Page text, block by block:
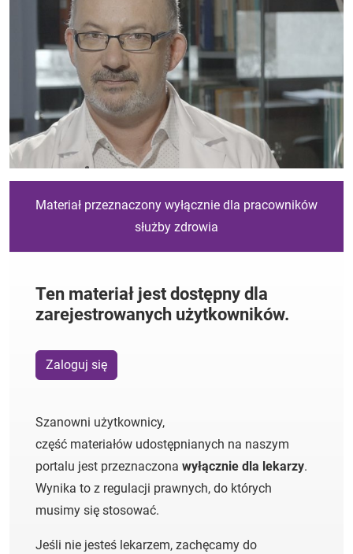
Materiał przeznaczony wyłącznie dla pracowników
służby zdrowia
Ten materiał jest dostępny dla
zarejestrowanych użytkowników.
Zaloguj się
Szanowni użytkownicy,
część materiałów udostępnianych na naszym
portalu jest przeznaczona wyłącznie dla lekarzy.
Wynika to z regulacji prawnych, do których
musimy się stosować.
Jeśli nie jesteś lekarzem, zachęcamy do